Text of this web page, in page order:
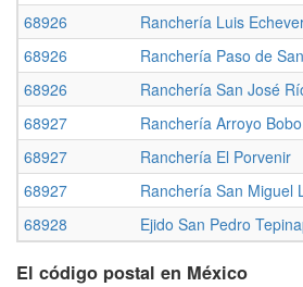
68926
Ranchería Luis
68926
Ranchería Paso de
68926
Ranchería San José
68927
Ranchería Arroyo Bobo
68927
Ranchería El Porvenir
68927
Ranchería San Miguel
68928
Ejido San Pedro
El código postal en México